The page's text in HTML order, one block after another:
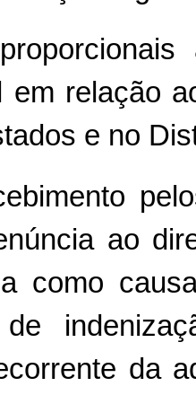
em relação
e no
ao
como
da